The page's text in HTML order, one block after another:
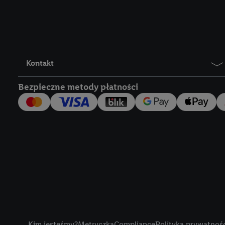
Kontakt
Bezpieczne metody płatności
Lidl Plus, możemy
wymienionych
następnie
użytkownika w
my i jeden z innych
Użytkownik upoważnia
usługach Lidl. Utiq
tak, Utiq udostępni
numeru
wykorzystany do
szczególności
obsługiwanych przez
korzystanie z
lub